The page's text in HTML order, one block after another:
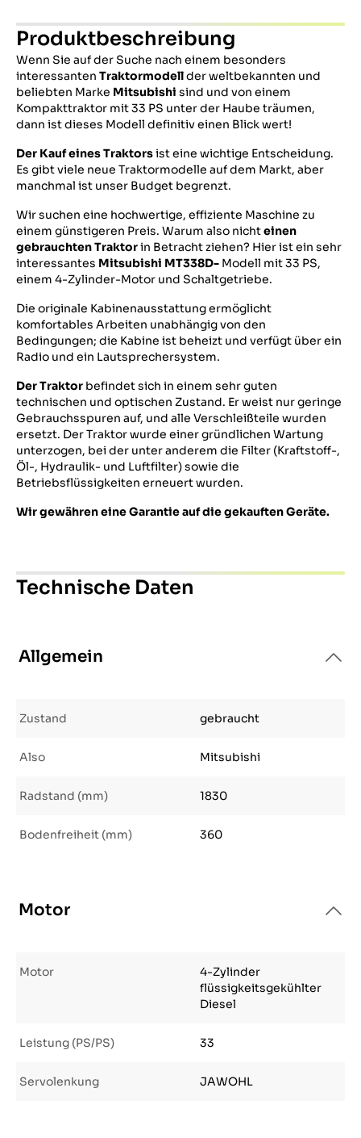
Produktbeschreibung
Wenn Sie auf der Suche nach einem besonders
interessanten Traktormodellder weltbekannten und
beliebten Marke Mitsubishi sind und von einem
Kompakttraktor mit 33 PS unter der Haube träumen,
dann ist dieses Modell definitiv einen Blick wert!
Der Kauf eines Traktorsist eine wichtige Entscheidung.
Es gibt viele neue Traktormodelle auf dem Markt, aber
manchmal ist unser Budget begrenzt.
Wir suchen eine hochwertige, effiziente Maschine zu
einem günstigeren Preis. Warum also nichteinen
gebrauchten Traktorin Betracht ziehen? Hier ist ein sehr
interessantes Mitsubishi MT338D- Modell mit 33 PS,
einem 4-Zylinder-Motor und Schaltgetriebe.
Die originale Kabinenausstattung ermöglicht
komfortables Arbeiten unabhängig von den
Bedingungen; die Kabine ist beheizt und verfügt über ein
Radio und ein Lautsprechersystem.
Der Traktor befindet sich in einem sehr guten
technischen und optischen Zustand. Er weist nur geringe
Gebrauchsspuren auf, und alle Verschleißteile wurden
ersetzt. Der Traktor wurde einer gründlichen Wartung
unterzogen, bei der unter anderem die Filter (Kraftstoff-,
Öl-, Hydraulik- und Luftfilter) sowie die
Betriebsflüssigkeiten erneuert wurden.
Wir gewähren eine Garantie auf die gekauften Geräte.
Technische Daten
Allgemein
Zustand gebraucht
Also Mitsubishi
Radstand (mm) 1830
Bodenfreiheit (mm) 360
Motor
Motor
4-Zylinder
flüssigkeitsgekühlter
Diesel
Leistung (PS/PS) 33
Servolenkung JAWOHL